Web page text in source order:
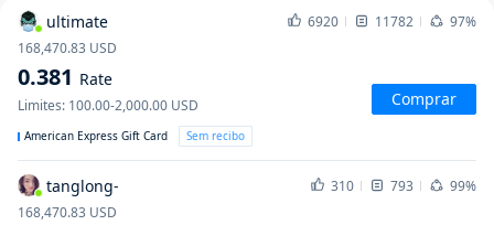
ultimate 6920 11782
97%
168,470.83 USD
0.381 Rate
Limites: 100.00-2,000.00 USD Comprar
American Express Gift Card Sem recibo
tanglong- 310 793
99%
168,470.83 USD